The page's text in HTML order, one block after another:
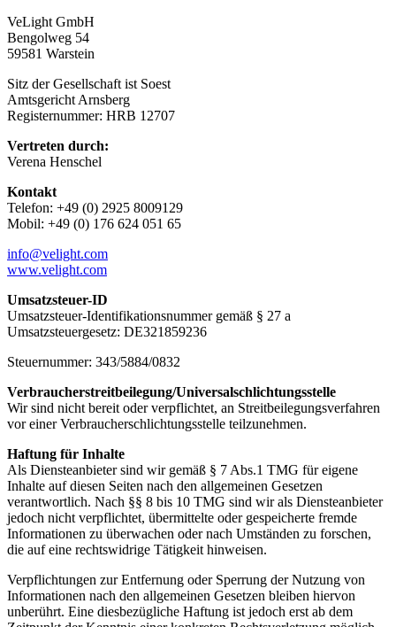
VeLight GmbH
Bengolweg 54
59581 Warstein
Sitz der Gesellschaft ist Soest
Amtsgericht Arnsberg
Registernummer: HRB 12707
Vertreten durch:
Verena Henschel
Kontakt
Telefon: +49 (0) 2925 8009129
Mobil: +49 (0) 176 624 051 65
info@velight.com
www.velight.com
Umsatzsteuer-ID
Umsatzsteuer-Identifikationsnummer gemäß § 27 a
Umsatzsteuergesetz: DE321859236
Steuernummer: 343/5884/0832
Verbraucher­streit­beilegung/Universal­schlichtungs­stelle
Wir sind nicht bereit oder verpflichtet, an Streitbeilegungsverfahren
vor einer Verbraucherschlichtungsstelle teilzunehmen.
Haftung für Inhalte
Als Diensteanbieter sind wir gemäß § 7 Abs.1 TMG für eigene
Inhalte auf diesen Seiten nach den allgemeinen Gesetzen
verantwortlich. Nach §§ 8 bis 10 TMG sind wir als Diensteanbieter
jedoch nicht verpflichtet, übermittelte oder gespeicherte fremde
Informationen zu überwachen oder nach Umständen zu forschen,
die auf eine rechtswidrige Tätigkeit hinweisen.
Verpflichtungen zur Entfernung oder Sperrung der Nutzung von
Informationen nach den allgemeinen Gesetzen bleiben hiervon
unberührt. Eine diesbezügliche Haftung ist jedoch erst ab dem